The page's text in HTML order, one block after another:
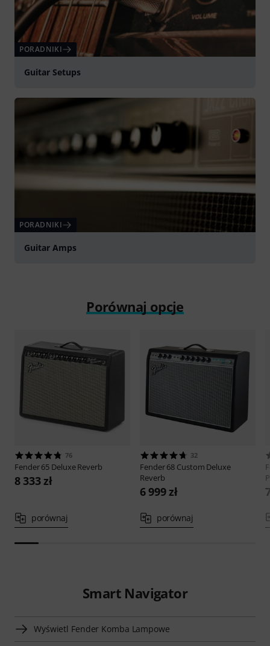
PORADNIKI
Guitar Setups
PORADNIKI
Guitar Amps
Porównaj opcje
76
Fender65 Deluxe Reverb
8 333 zł
porównaj
32
Fender68 Custom Deluxe
Reverb
6 999 zł
porównaj
Smart Navigator
Wyświetl Fender Komba Lampowe